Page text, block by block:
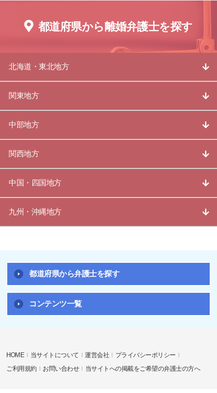
都道府県から離婚弁護士を探す
北海道・東北地方
関東地方
中部地方
関西地方
中国・四国地方
九州・沖縄地方
都道府県から弁護士を探す
コンテンツ一覧
HOME 当サイトについて 運営会社
プライバシーポリシー
ご利用規約
お問い合わせ 当サイトへの掲載をご希望の弁護士の方へ